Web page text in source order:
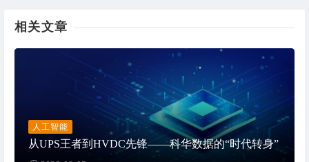
相关文章
人工智能
从UPS王者到HVDC先锋——科华数据的“时代转身”